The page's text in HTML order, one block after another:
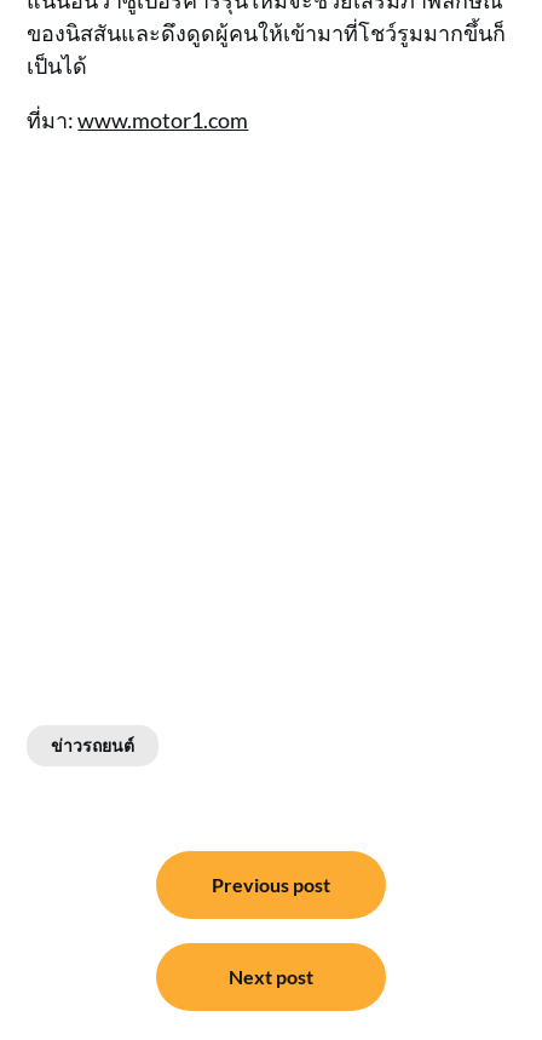
ของนิสสันและดึงดูดผู้คนให้เข้ามาที่โชว์รูมมากขึ้นก็
เป็นได้
ที่มา:www.motor1.com
ข่าวรถยนต์
Previous post
Next post